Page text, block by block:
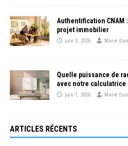
Authentification CNAM
projet immobilier
juin 5, 2026 Marie
Quelle puissance de
avec notre calculatrice
juin 1, 2026 Marie
ARTICLES RÉCENTS